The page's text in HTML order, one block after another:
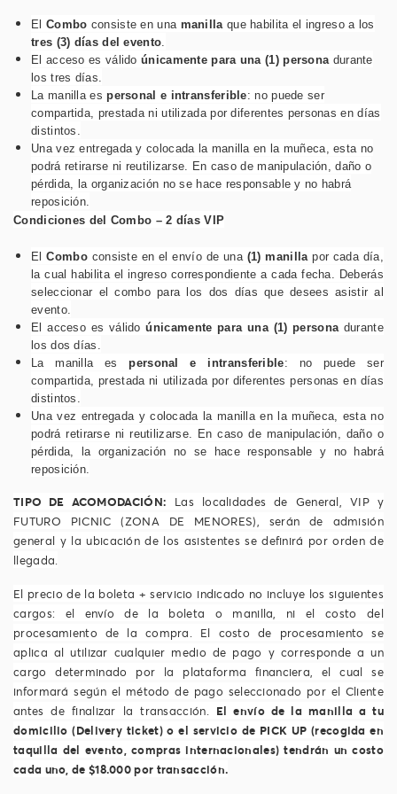
El Combo consiste en una manillaque habilita el ingreso a los
tres (3) días del evento.
El acceso es válido únicamente para una (1) personadurante
los tres días.
La manilla espersonal e intransferible: no puede ser
compartida, prestada ni utilizada por diferentes personas en días
distintos.
Una vez entregada y colocada la manilla en la muñeca, esta no
podrá retirarse ni reutilizarse. En caso de manipulación, daño o
pérdida, la organización no se hace responsable y no habrá
reposición.
Condiciones del Combo – 2 días VIP
ElComboconsiste en el envío de una (1) manillapor cada día,
la cual habilita el ingreso correspondiente a cada fecha. Deberás
seleccionar el combo para los dos días que desees asistir al
evento.
El acceso es válidoúnicamente para una (1) personadurante
los dos días.
La manilla espersonal e intransferible: no puede ser
compartida, prestada ni utilizada por diferentes personas en días
distintos.
Una vez entregada y colocada la manilla en la muñeca, esta no
podrá retirarse ni reutilizarse. En caso de manipulación, daño o
pérdida, la organización no se hace responsable y no habrá
reposición.
TIPO DE ACOMODACIÓN: Las localidades de General, VIP y
FUTURO PICNIC (ZONA DE MENORES), serán de admisión
general y la ubicación de los asistentes se definirá por orden de
llegada.
El precio de la boleta + servicio indicado no incluye los siguientes
cargos: el envío de la boleta o manilla, ni el costo del
procesamiento de la compra. El costo de procesamiento se
aplica al utilizar cualquier medio de pago y corresponde a un
cargo determinado por la plataforma financiera, el cual se
informará según el método de pago seleccionado por el Cliente
antes de finalizar la transacción. El envío de la manilla a tu
domicilio (Delivery ticket) o el servicio de PICK UP (recogida en
taquilla del evento, compras internacionales) tendrán un costo
cada uno, de $18.000 por transacción.